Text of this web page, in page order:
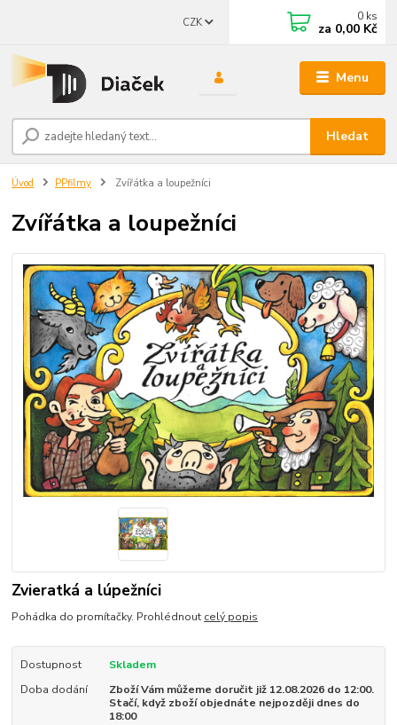
Menu
CZK
Hledat
0 ks
za 0,00 Kč
Úvod PPfilmy Zvířátka a loupežníci
Zvířátka a loupežníci
Zvieratká a lúpežníci
Pohádka do promítačky. Prohlédnout celý popis
Dostupnost
Skladem
Doba dodání
Zboží Vám můžeme doručit již 12.08.2026 do 12:00.
Stačí, když zboží objednáte nejpozději dnes do
18:00